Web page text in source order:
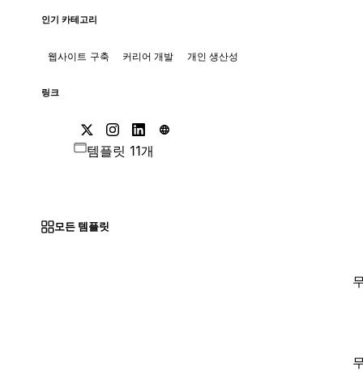
인기 카테고리
웹사이트 구축 커리어 개발 개인 생산성
링크
템플릿 11개
모든 템플릿